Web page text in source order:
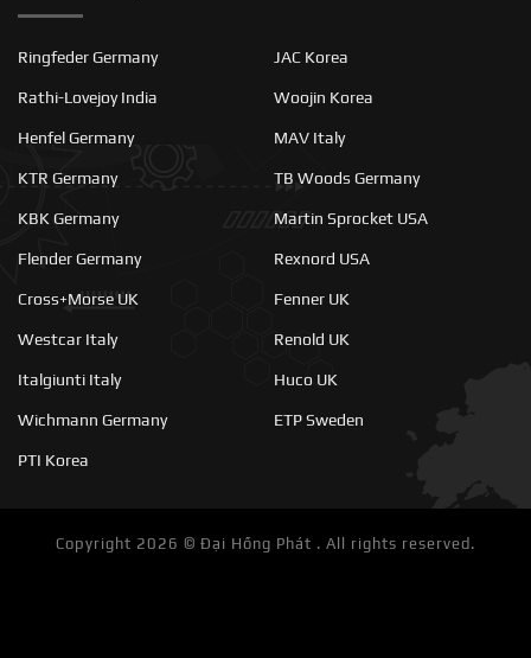
Ringfeder Germany
Rathi-Lovejoy India
Henfel Germany
KTR Germany
KBK Germany
Flender Germany
Cross+Morse UK
Westcar Italy
Italgiunti Italy
Wichmann Germany
PTI Korea
JAC Korea
Woojin Korea
MAV Italy
TB Woods Germany
Martin Sprocket USA
Rexnord USA
Fenner UK
Renold UK
Huco UK
ETP Sweden
Copyright 2026 © Đại Hồng Phát . All rights reserved.